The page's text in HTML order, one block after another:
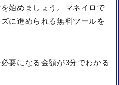
始めましょう。マネイロで
に進められる無料ツールを
必要になる金額が3分でわかる